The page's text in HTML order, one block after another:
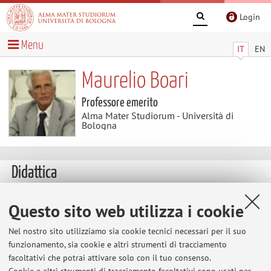
Questo sito web utilizza i cookie
Nel nostro sito utilizziamo sia cookie tecnici necessari per il suo
funzionamento, sia cookie e altri strumenti di tracciamento
facoltativi che potrai attivare solo con il tuo consenso.
Login
IT EN
Menu
Maurelio Boari
Professore emerito
Alma Mater Studiorum - Università di
Bologna
Didattica
Appelli
d'esame
Insegnamenti